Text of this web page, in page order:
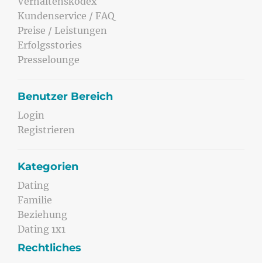
Kundenservice / FAQ
Preise / Leistungen
Erfolgsstories
Presselounge
Benutzer Bereich
Login
Registrieren
Kategorien
Dating
Familie
Beziehung
Dating 1x1
Rechtliches